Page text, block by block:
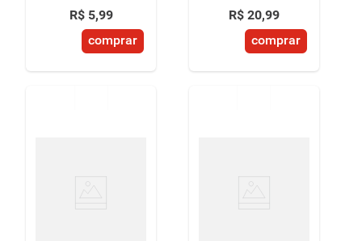
R$ 5,99
comprar
R$ 20,99
comprar